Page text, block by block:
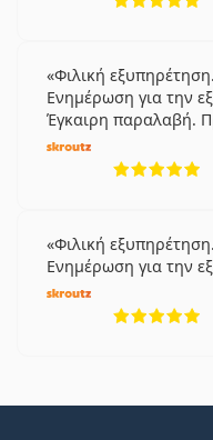
Φιλική
Ενημέρωση για την
Έγκαιρη παραλαβή.
Φιλική
Ενημέρωση για την